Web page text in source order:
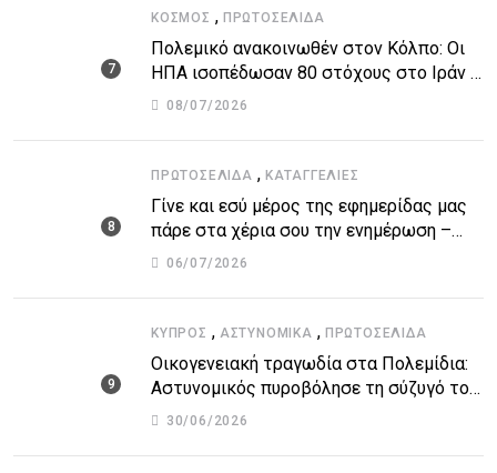
ΚΌΣΜΟΣ , ΠΡΩΤΟΣΈΛΙΔΑ
Πολεμικό ανακοινωθέν στον Κόλπο: Οι
ΗΠΑ ισοπέδωσαν 80 στόχους στο Ιράν –
Μπαράζ επιθέσεων σε αμερικανικές
08/07/2026
ΠΡΩΤΟΣΈΛΙΔΑ , ΚΑΤΑΓΓΕΛΙΕΣ
Γίνε και εσύ μέρος της εφημερίδας μας
πάρε στα χέρια σου την ενημέρωση –
στείλε το δικό σου άρθρο την δική σου
06/07/2026
ΚΎΠΡΟΣ , ΑΣΤΥΝΟΜΙΚΆ , ΠΡΩΤΟΣΈΛΙΔΑ
Οικογενειακή τραγωδία στα Πολεμίδια:
Αστυνομικός πυροβόλησε τη σύζυγό του
και αυτοκτόνησε
30/06/2026